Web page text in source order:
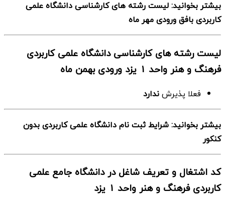
بیشتر بخوانید: لیست رشته های کارشناسی دانشگاه علمی
کاربردی بافق ورودی مهر ماه
لیست رشته های کارشناسی دانشگاه علمی کاربردی
فرهنگ و هنر واحد 1 یزد ورودی بهمن ماه
فعلا پذیرشندارد
بیشتر بخوانید: شرایط ثبت نام دانشگاه علمی کاربردی بدون
کنکور
کد اشتغال و تعریف شاغل در دانشگاه جامع علمی
کاربردی فرهنگ و هنر واحد 1 یزد